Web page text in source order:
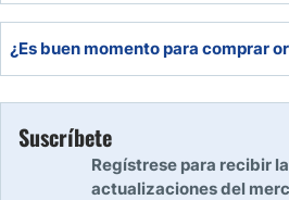
mercados.
confirman que la tendencia de
¿Es buen momento para comprar
Los retrocesos dentro de una
ofrecer oportunidades de compra
riesgo-beneficio.
Suscríbete
Regístrese para recibir
actualizaciones del